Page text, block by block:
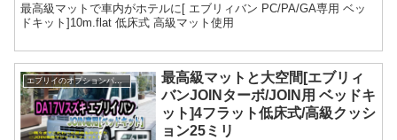
最高級マットで車内がホテルに[ エブリィバン PC/PA/GA専用 ベッ
ドキット]10m.flat 低床式 高級マット使用
エブリイのオプションパーツ
最高級マットと大空間[エブリィ
バンJOINターボ/JOIN用 ベッドキ
ット]4フラット低床式/高級クッシ
ョン25ミリ